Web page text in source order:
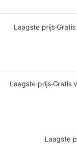
Laagste prijs·
Laagste prijs·Gratis
Laagste